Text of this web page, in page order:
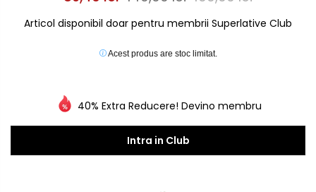
Articol disponibil doar pentru membrii Superlative Club
Acest produs are stoc limitat.
40% Extra Reducere! Devino membru
Intra in Club